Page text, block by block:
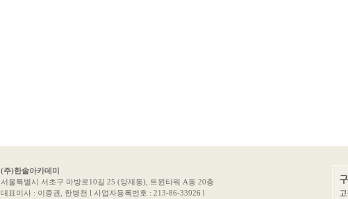
(주)한솔아카데미
서울특별시 서초구 마방로10길 25 (양재동), 트윈타워 A동 20층
대표이사 : 이종권, 한병천 l 사업자등록번호 : 213-86-33926 l